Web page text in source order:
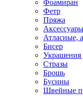
Фоамиран
Фетр
Пряжа
Атласные,
Бисер
Украшения
Стразы
Брошь
Бусины
Швейные